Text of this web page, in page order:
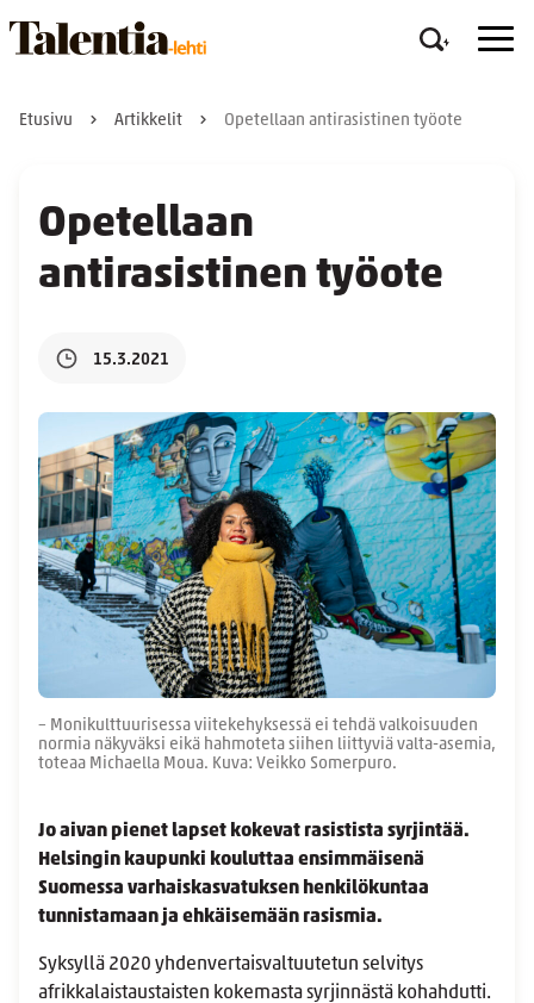
Etusivu Artikkelit Opetellaan antirasistinen työote
Opetellaan
antirasistinen työote
15.3.2021
– Monikulttuurisessa viitekehyksessä ei tehdä valkoisuuden
normia näkyväksi eikä hahmoteta siihen liittyviä valta-asemia,
toteaa Michaella Moua. Kuva: Veikko Somerpuro.
Jo aivan pienet lapset kokevat rasistista syrjintää.
Helsingin kaupunki kouluttaa ensimmäisenä
Suomessa varhaiskasvatuksen henkilökuntaa
tunnistamaan ja ehkäisemään rasismia.
Syksyllä 2020 yhdenvertaisvaltuutetun selvitys
afrikkalaistaustaisten kokemasta syrjinnästä kohahdutti.